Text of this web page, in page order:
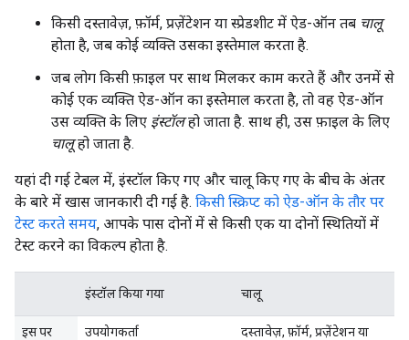
किसी दस्तावेज़, फ़ॉर्म, प्रज़ेंटेशन या स्प्रेडशीट में ऐड-ऑन तब चालू
होता है, जब कोई व्यक्ति उसका इस्तेमाल करता है.
जब लोग किसी फ़ाइल पर साथ मिलकर काम करते हैं और उनमें से
कोई एक व्यक्ति ऐड-ऑन का इस्तेमाल करता है, तो वह ऐड-ऑन
उस व्यक्ति के लिए इंस्टॉलहो जाता है. साथ ही, उस फ़ाइल के लिए
चालूहो जाता है.
यहां दी गई टेबल में, इंस्टॉल किए गए और चालू किए गए के बीच के अंतर
के बारे में खास जानकारी दी गई है. किसी स्क्रिप्ट को ऐड-ऑन के तौर पर
टेस्ट करते समय, आपके पास दोनों में से किसी एक या दोनों स्थितियों में
टेस्ट करने का विकल्प होता है.
इंस्टॉल किया गया चालू
इस पर
उपयोगकर्ता
दस्तावेज़, फ़ॉर्म, प्रज़ेंटेशन या